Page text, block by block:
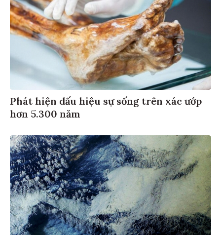
Phát hiện dấu hiệu sự sống trên xác ướp
hơn 5.300 năm